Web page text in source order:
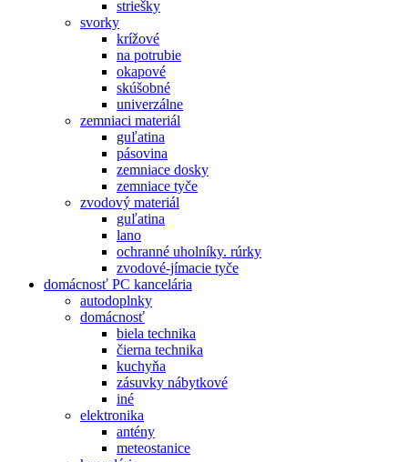
striešky
svorky
krížové
na potrubie
okapové
skúšobné
univerzálne
zemniaci materiál
guľatina
pásovina
zemniace dosky
zemniace tyče
zvodový materiál
guľatina
lano
ochranné uholníky. rúrky
zvodové-jímacie tyče
domácnosť PC kancelária
autodoplnky
domácnosť
biela technika
čierna technika
kuchyňa
zásuvky nábytkové
iné
elektronika
antény
meteostanice